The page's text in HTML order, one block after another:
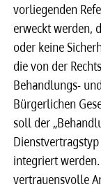
vorliegenden
erweckt werden,
oder keine
die von der
Behandlungs-
Bürgerlichen
soll der
integriert
vertrauensvolle